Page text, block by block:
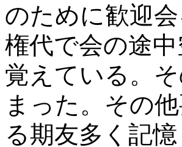
のために歓迎
権代で会の途
覚えている。
まった。その
る期友多く記